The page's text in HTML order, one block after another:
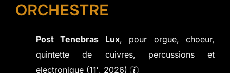
ORCHESTRE
Post Tenebras Lux, pour orgue, choeur,
quintette de cuivres, percussions et
electronique (11′, 2026)